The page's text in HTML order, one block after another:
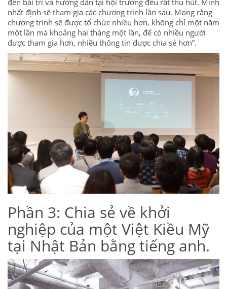
nhất định sẽ tham gia các chương trình lần sau. Mong rằng
chương trình sẽ được tổ chức nhiều hơn, không chỉ một năm
một lần mà khoảng hai tháng một lần, để có nhiều người
được tham gia hơn, nhiều thông tin được chia sẻ hơn”.
Phần 3: Chia sẻ về khởi
nghiệp của một Việt Kiều Mỹ
tại Nhật Bản bằng tiếng anh.